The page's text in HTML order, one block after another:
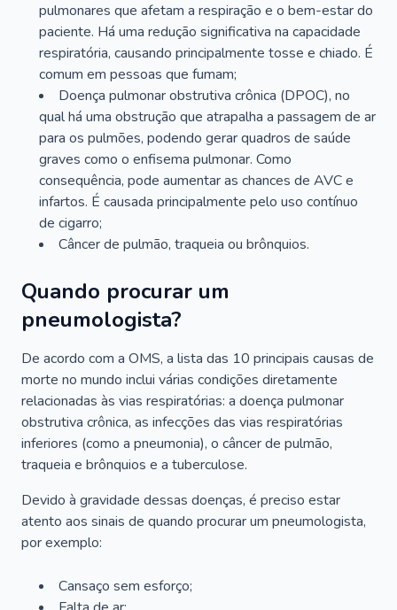
pulmonares que afetam a respiração e o bem-estar do
paciente. Há uma redução significativa na capacidade
respiratória, causando principalmente tosse e chiado. É
comum em pessoas que fumam;
Doença pulmonar obstrutiva crônica (DPOC), no
qual há uma obstrução que atrapalha a passagem de ar
para os pulmões, podendo gerar quadros de saúde
graves como o enfisema pulmonar. Como
consequência, pode aumentar as chances de AVC e
infartos. É causada principalmente pelo uso contínuo
de cigarro;
Câncer de pulmão, traqueia ou brônquios.
Quando procurar um
pneumologista?
De acordo com a OMS, a lista das 10 principais causas de
morte no mundo inclui várias condições diretamente
relacionadas às vias respiratórias: a doença pulmonar
obstrutiva crônica, as infecções das vias respiratórias
inferiores (como a pneumonia), o câncer de pulmão,
traqueia e brônquios e a tuberculose.
Devido à gravidade dessas doenças, é preciso estar
atento aos sinais de quando procurar um pneumologista,
por exemplo:
Cansaço sem esforço;